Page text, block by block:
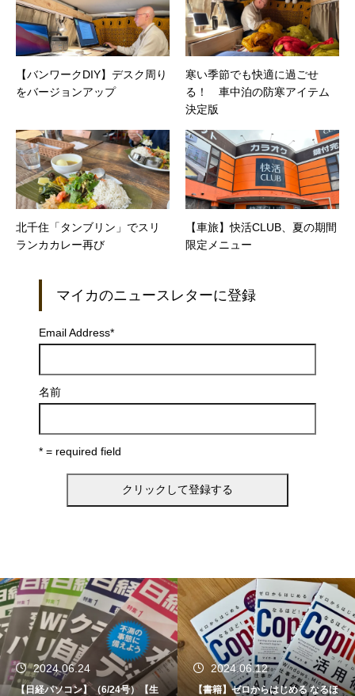
【バンワークDIY】デスク周り
をバージョンアップ
寒い季節でも快適に過ごせ
る！ 車中泊の防寒アイテム
決定版
北千住「タンブリン」でスリ
ランカカレー再び
【車旅】快活CLUB、夏の期間
限定メニュー
マイカのニュースレターに登録
Email Address*
名前
* = required field
2024.06.24
【日経パソコン】（6/24号）【生
2024.06.12
【書籍】ゼロからはじめる なるほ